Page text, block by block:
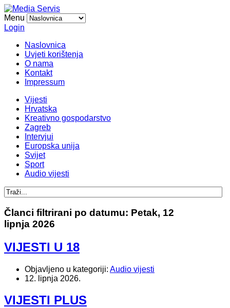
Menu
Login
Naslovnica
Uvjeti korištenja
O nama
Kontakt
Impressum
Vijesti
Hrvatska
Kreativno gospodarstvo
Zagreb
Intervjui
Europska unija
Svijet
Sport
Audio vijesti
Članci filtrirani po datumu: Petak, 12
lipnja 2026
VIJESTI U 18
Objavljeno u kategoriji: Audio vijesti
12. lipnja 2026.
VIJESTI PLUS